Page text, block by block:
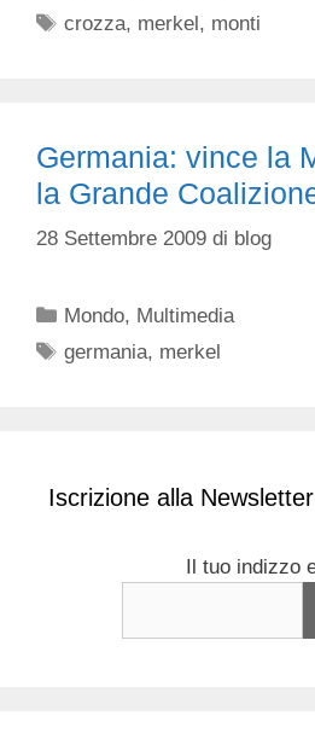
Tag
crozza, merkel, monti
Germania: vince la
la Grande
28 Settembre 2009 di blog
Categorie
Mondo, Multimedia
Tag
germania, merkel
Iscrizione alla Newsletter
Il tuo indizzo